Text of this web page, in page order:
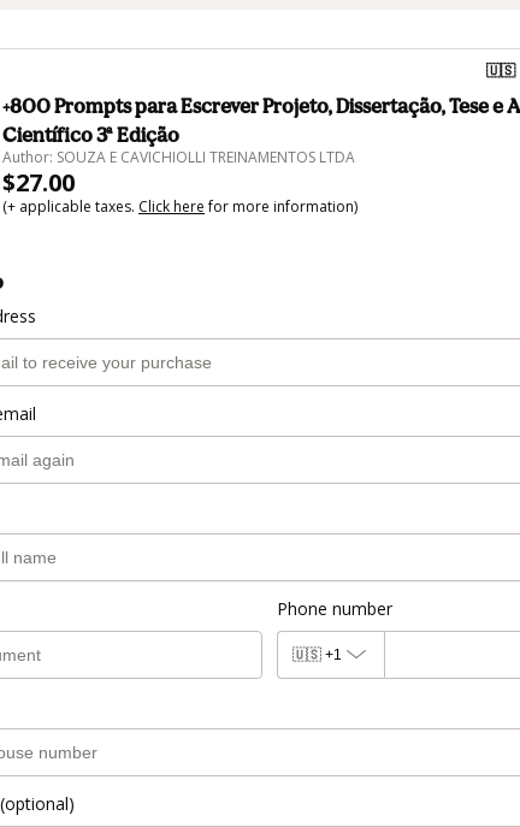
🇺🇸
+800 Prompts para Escrever Projeto, Dissertação, Tese e
Científico 3ª Edição
Author: SOUZA E CAVICHIOLLI TREINAMENTOS LTDA
$27.00
(+ applicable taxes. Click herefor more information)
Phone number
🇺🇸 +1